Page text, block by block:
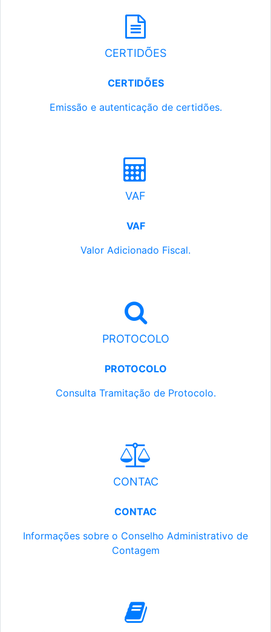
CERTIDÕES
CERTIDÕES
Emissão e autenticação de certidões.
VAF
VAF
Valor Adicionado Fiscal.
PROTOCOLO
PROTOCOLO
Consulta Tramitação de Protocolo.
CONTAC
CONTAC
Informações sobre o Conselho Administrativo de
Contagem